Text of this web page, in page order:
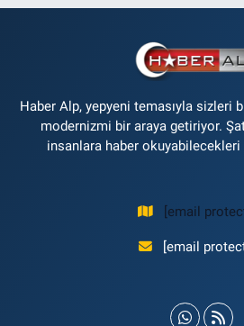
Haber Alp, yepyeni temasıyla sizleri
modernizmi bir araya getiriyor.
insanlara haber okuyabilecekleri
[email
[email